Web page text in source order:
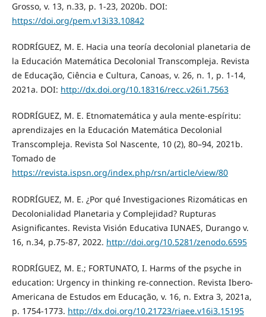
Grosso, v. 13, n.33, p. 1-23, 2020b. DOI:
https://doi.org/pem.v13i33.10842
RODRÍGUEZ, M. E. Hacia una teoría decolonial planetaria de
la Educación Matemática Decolonial Transcompleja. Revista
de Educação, Ciência e Cultura, Canoas, v. 26, n. 1, p. 1-14,
2021a. DOI: http://dx.doi.org/10.18316/recc.v26i1.7563
RODRÍGUEZ, M. E. Etnomatemática y aula mente-espíritu:
aprendizajes en la Educación Matemática Decolonial
Transcompleja. Revista Sol Nascente, 10 (2), 80–94, 2021b.
Tomado de
https://revista.ispsn.org/index.php/rsn/article/view/80
RODRÍGUEZ, M. E. ¿Por qué Investigaciones Rizomáticas en
Decolonialidad Planetaria y Complejidad? Rupturas
Asignificantes. Revista Visión Educativa IUNAES, Durango v.
16, n.34, p.75-87, 2022. http://doi.org/10.5281/zenodo.6595
RODRÍGUEZ, M. E.; FORTUNATO, I. Harms of the psyche in
education: Urgency in thinking re-connection. Revista Ibero-
Americana de Estudos em Educação, v. 16, n. Extra 3, 2021a,
p. 1754-1773. http://dx.doi.org/10.21723/riaee.v16i3.15195